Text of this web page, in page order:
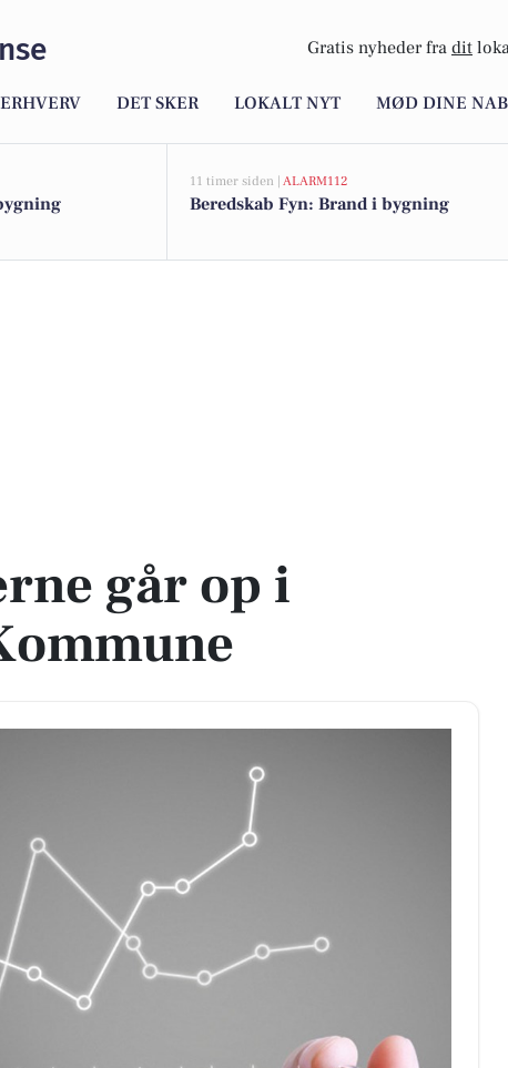
Gratis nyheder fra dit
ERHVERV DET SKER LOKALT NYT MØD DINE
11 timer siden | ALARM112
Beredskab Fyn: Brand i bygning
Kommune
går op i